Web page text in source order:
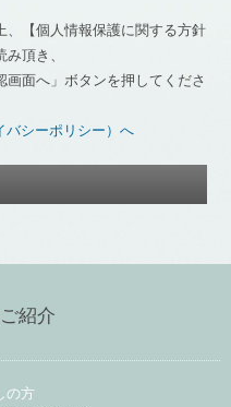
、【個人情報保護に関する方針
頂き、
面へ」ボタンを押してくださ
バシーポリシー）へ
紹介
の方